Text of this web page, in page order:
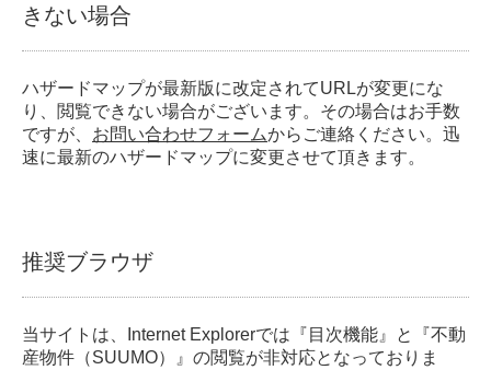
きない場合
ハザードマップが最新版に改定されてURLが変更にな
り、閲覧できない場合がございます。その場合はお手数
ですが、 お問い合わせフォームからご連絡ください。迅
速に最新のハザードマップに変更させて頂きます。
推奨ブラウザ
当サイトは、Internet Explorerでは『目次機能』と『不動
産物件（SUUMO）』の閲覧が非対応となっておりま